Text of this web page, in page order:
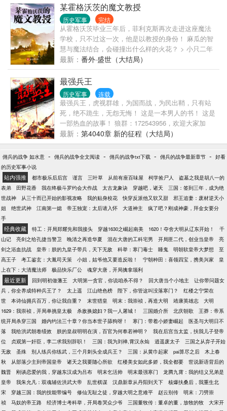
某霍格沃茨的魔文教授
历史军事 完结
从霍格沃茨毕业三年后，菲利克斯再次走进这座魔法
学校，只不过这一次，他是以教授的身份！ 麻瓜的智
慧与魔法结合，会碰撞出什么样的火花？ > 小只二年
级；
最新： 番外·盛世（大结局）
最强兵王
历史军事 连载
最强兵王，虎视群雄，为国而战，为民出鞘，只有站
死，绝不跪生，无怨无悔！ 这是一本男人的书！ 这是
一部热血的故事！ 狼群：172543956，欢迎大家加
入，共同探讨最强兵王！
最新： 第4040章 新的征程（大结局）
佣兵的战争 如水意 - 佣兵的战争全文阅读 - 佣兵的战争txt下载 - 佣兵的战争最新章节 - 好看
的历史军事小说
站内强推 都市极乐后后宫 谨言 三叶草 从前有座百味屋 柯学捡尸人
盗墓之我是胡八一的
表弟
田野花香 我在终极斗罗约会大作战 太古龙象诀 穿越吧，诸天
三国：签到三年，成为绝
世战神
从三十而已开始的影视攻略 我的贴身校花 快穿反派他又软又甜
邪王追妻：废材逆天小
姐
绝世武神 江南第一媳 帝王独宠：太后请入怀 大道神主
疯了吧？刚成神豪，拜金女要分
手
经典收藏 特工：开局郑耀先和我接头 穿越1630之崛起南美 1620！夺舍大明从辽东开始！
千
山记
亮剑之给孔捷当警卫 晚清之再造华夏 混在大唐的工科宅男 开局匪二代，创业当皇帝
亮
剑之浴血抗战
皇帝：朕的九皇子带兵，天下无敌 科举：寒门毒士 睡鬼 明朝软皇帝大梦想
至
高王子
考工鉴玄：大胤司天策 小姐，姑爷他又要造反啦！ 宁朝种田：喜领四宝，携美兴家
皇
上在下：大清魔法师
极品快乐厂公 魂穿大唐，开局擒拿颉利
最近更新 回到明初做藩王 大明第一贪官，你说咱杀不得？ 回大唐当个小地主
让你带问题女
兵，你全养成特种兵王了？
太上遥 江山绝色榜 陛下，你管这叫没落寒门？
红楼之宁荣在
世
本诗仙拥兵百万，你让我自重？ 末世猎皇 明末：我崇祯，再造大明 靖康英雄志
大明
1629：我崇祯，开局单挑皇太极
杀敌换媳妇？我一人屠城！ 三国婚介所 北庆朝歌
王莽：帝系
统开局杀穿三国
婚内约法三十章？你当本世子舔狗呀！ 寒门：带着小娇妻崛起
医圣与大明日不
落
我给洪武朝卷绩效 朕的皇叔明明在演，百官为何奉若神明？
我在后宫当太监，扶我儿子登帝
位
贞观第一奸臣，李二求我别辞职！ 三国：我为刘禅,霄汉永灿 逍遥废太子
三国之从弃子开始
无敌
圣殊 别人练兵你练武，三个月刺头全成兵王？ 三国：从黄巾起家 pai算尽之后
木上春
秋
从部落少主到帝国皇帝 诸天之我要随心所欲 红楼美女如此多娇，我全都要
世说新语背后的
魏晋
刚谈恋爱的我，穿越东汉成为吕布 明末乞活帅 明末最强寒门
龙腾九霄：我的结义兄弟是
皇帝
我朱允凡：双魂辅佐洪武大帝 乱世棋谋 汉鼎新章从丹阳到天下
核爆扶桑后，我重生北
宋
穿越三国：我的技能带编号 修仙无耻之徒，穿越大明之意难平 赵云别传
明末：刀劈崇
祯
马奴的帝王路 经济博士考科举，开局卷哭众少爷 三国董牧传：董卓的董，放牧的牧
大宋开